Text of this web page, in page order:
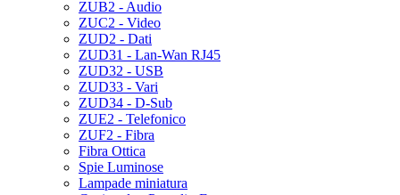
ZUB2 - Audio
ZUC2 - Video
ZUD2 - Dati
ZUD31 - Lan-Wan RJ45
ZUD32 - USB
ZUD33 - Vari
ZUD34 - D-Sub
ZUE2 - Telefonico
ZUF2 - Fibra
Fibra Ottica
Spie Luminose
Lampade miniatura